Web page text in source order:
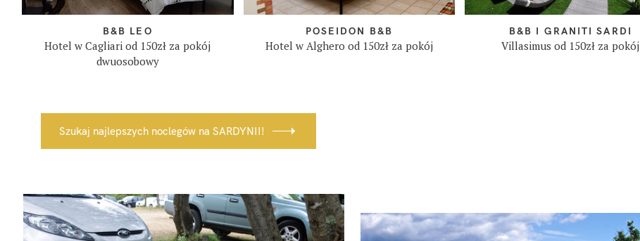
B&B LEO
Hotel w Cagliari od 150zł za pokój
dwuosobowy
POSEIDON B&B
Hotel w Alghero od 150zł za pokój
B&B I GRANITI SARDI
Villasimus od 150zł za pokój
Szukaj najlepszych noclegów na SARDYNII!
W
y
u
k